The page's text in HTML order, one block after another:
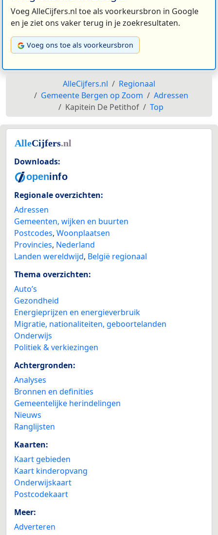
Voeg AlleCijfers.nl toe als voorkeursbron in Google
en je ziet ons vaker terug in je zoekresultaten.
Voeg ons toe als voorkeursbron
AlleCijfers.nl
Regionaal
Gemeente Bergen op Zoom
Adressen
Kapitein De Petithof
Top
Downloads:
Regionale overzichten:
Adressen
Gemeenten, wijken en buurten
Postcodes, Woonplaatsen
Provincies, Nederland
Landen wereldwijd, België regionaal
Thema overzichten:
Auto’s
Gezondheid
Energieprijzen en energieverbruik
Migratie, nationaliteiten, geboortelanden
Onderwijs
Politiek & verkiezingen
Achtergronden:
Analyses
Bronnen en definities
Gemeentelijke herindelingen
Nieuws
Ranglijsten
Kaarten:
Kaart gebieden
Kaart kinderopvang
Onderwijskaart
Postcodekaart
Meer:
Adverteren